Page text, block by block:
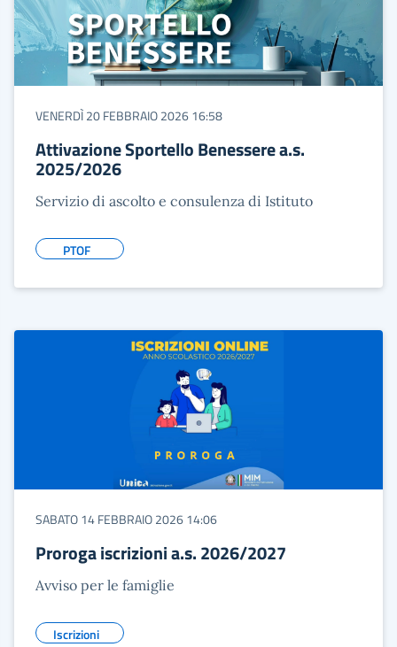
VENERDÌ 20 FEBBRAIO 2026 16:58
Attivazione Sportello Benessere a.s.
2025/2026
Servizio di ascolto e consulenza di Istituto
PTOF
SABATO 14 FEBBRAIO 2026 14:06
Proroga iscrizioni a.s. 2026/2027
Avviso per le famiglie
Iscrizioni